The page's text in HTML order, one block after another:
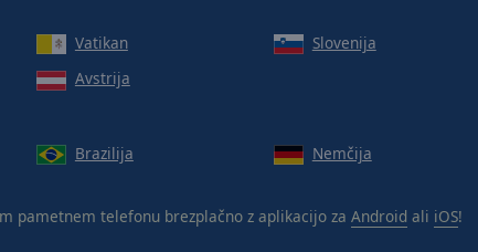
Vatikan Slovenija
Avstrija
Brazilija Nemčija
pametnem telefonu brezplačno z aplikacijo za Android ali iOS!